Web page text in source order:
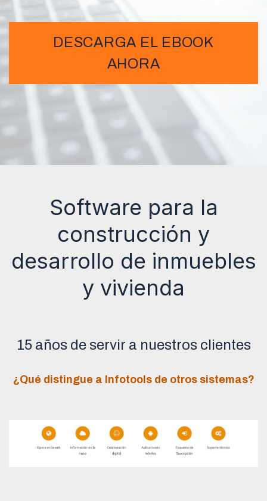
DESCARGA EL EBOOK
AHORA
Software para la
construcción y
desarrollo de inmuebles
y vivienda
15 años de servir a nuestros clientes
¿Qué distingue a Infotools de otros sistemas?